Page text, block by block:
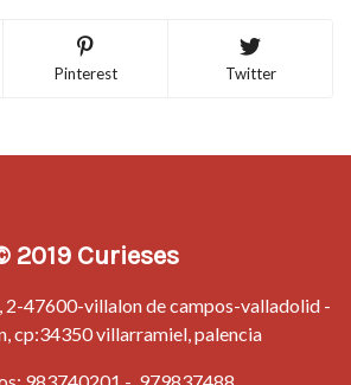
Pinterest Twitter
2019 Curieses
2-47600-villalon de campos-valladolid -
cp:34350 villarramiel, palencia
983740201 - 979837488